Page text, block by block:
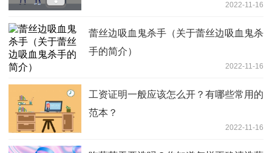
2022-11-16
蕾丝边吸血鬼杀手（关于蕾丝边吸血鬼杀
手的简介）
2022-11-16
工资证明一般应该怎么开？有哪些常用的
范本？
2022-11-16